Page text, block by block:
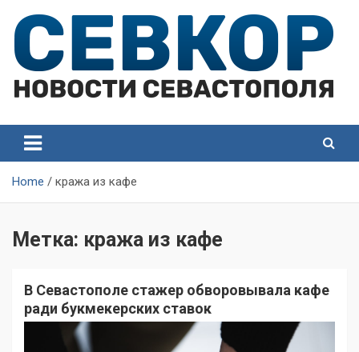
content
Севастополя
Севастополя
Home кража из кафе
Метка: кража из кафе
В Севастополе стажер обворовывала кафе
ради букмекерских ставок